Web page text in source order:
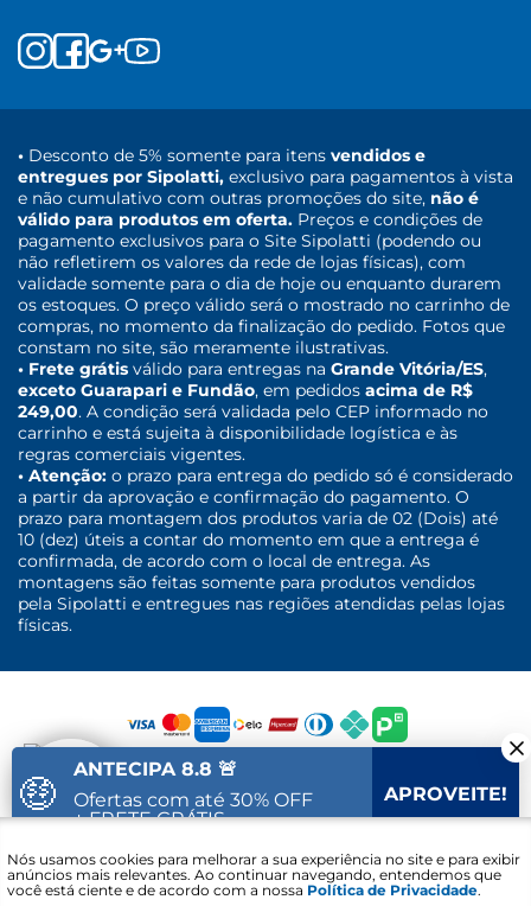
• Desconto de 5% somente para itens vendidos e
entregues por Sipolatti, exclusivo para pagamentos à vista
e não cumulativo com outras promoções do site, não é
válido para produtos em oferta. Preços e condições de
pagamento exclusivos para o Site Sipolatti (podendo ou
não refletirem os valores da rede de lojas físicas), com
validade somente para o dia de hoje ou enquanto durarem
os estoques. O preço válido será o mostrado no carrinho de
compras, no momento da finalização do pedido. Fotos que
constam no site, são meramente ilustrativas.
• Frete grátis válido para entregas na Grande Vitória/ES,
exceto Guarapari e Fundão, em pedidos acima de R$
249,00. A condição será validada pelo CEP informado no
carrinho e está sujeita à disponibilidade logística e às
regras comerciais vigentes.
• Atenção: o prazo para entrega do pedido só é considerado
a partir da aprovação e confirmação do pagamento. O
prazo para montagem dos produtos varia de 02 (Dois) até
10 (dez) úteis a contar do momento em que a entrega é
confirmada, de acordo com o local de entrega. As
montagens são feitas somente para produtos vendidos
pela Sipolatti e entregues nas regiões atendidas pelas lojas
físicas.
Nós usamos cookies para melhorar a sua experiência no site e para exibir
anúncios mais relevantes. Ao continuar navegando, entendemos que
você está ciente e de acordo com a nossa Política de Privacidade.
Fale com um
especialista
🤑
ANTECIPA 8.8 🚨
Ofertas com até 30% OFF
+ FRETE GRÁTIS
APROVEITE!
Vai acabar em: 18 21 42